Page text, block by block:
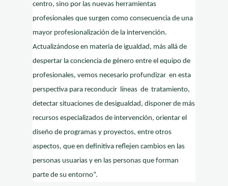
centro, sino por las nuevas herramientas
profesionales que surgen como consecuencia de una
mayor profesionalización de la intervención.
Actualizándose en materia de igualdad, más allá de
despertar la conciencia de género entre el equipo de
profesionales, vemos necesario profundizar en esta
perspectiva para reconducir líneas de tratamiento,
detectar situaciones de desigualdad, disponer de más
recursos especializados de intervención, orientar el
diseño de programas y proyectos, entre otros
aspectos, que en definitiva reflejen cambios en las
personas usuarias y en las personas que forman
parte de su entorno”.